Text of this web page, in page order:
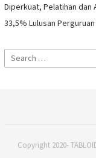
Diperkuat, Pelatihan dan
33,5% Lulusan
Search
for:
Copyright 2020-